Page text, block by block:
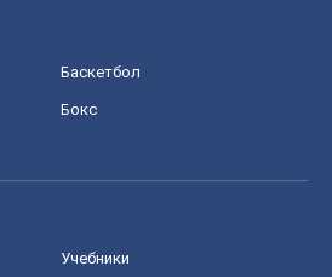
Баскетбол
Бокс
Учебники